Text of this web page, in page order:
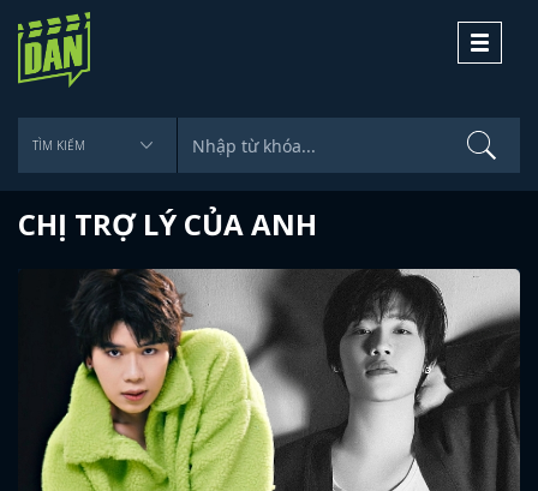
Toggle
CHỊ TRỢ LÝ CỦA ANH